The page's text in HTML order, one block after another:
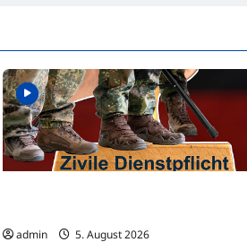
admin
5. August 2026